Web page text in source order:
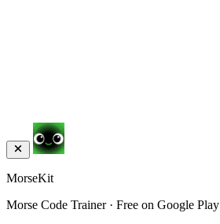
MorseKit
Morse Code Trainer · Free on Google Play